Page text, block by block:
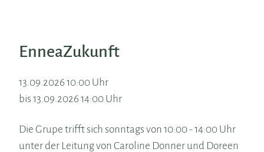
EnneaZukunft
13.09.2026 10:00 Uhr
bis 13.09.2026 14:00 Uhr
Die Grupe trifft sich sonntags von 10:00 - 14:00 Uhr
unter der Leitung von Caroline Donner und Doreen